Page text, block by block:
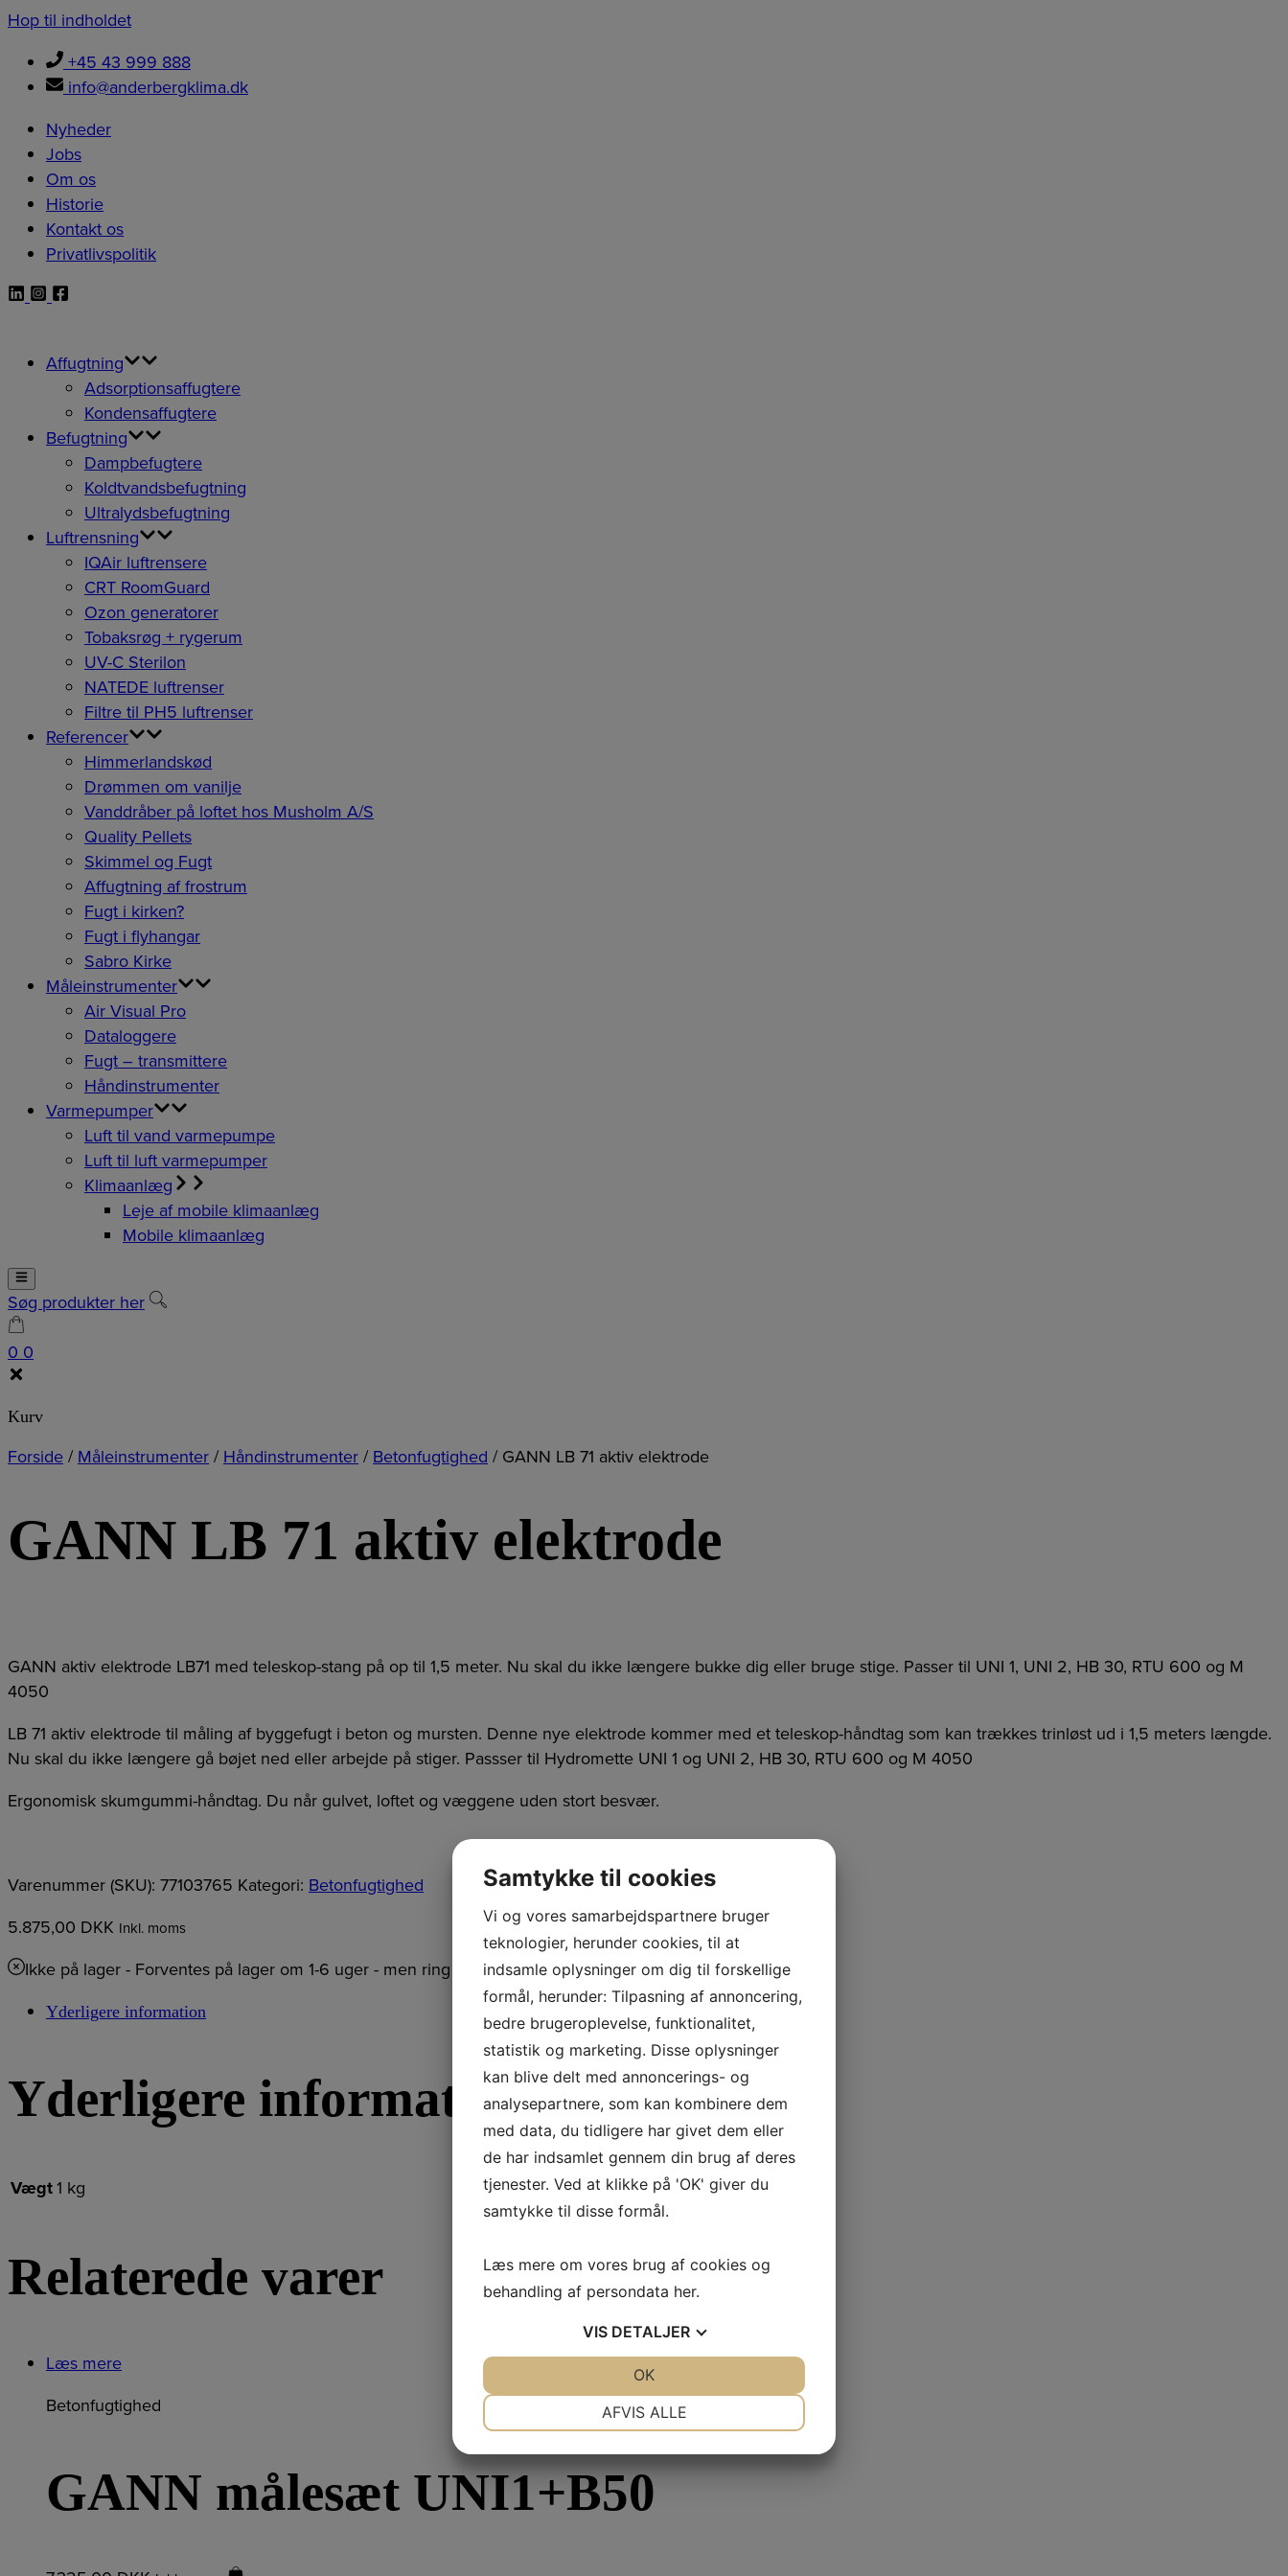
Hop til indholdet
+45 43 999 888
info@anderbergklima.dk
Nyheder
Jobs
Om os
Historie
Kontakt os
Privatlivspolitik
Affugtning
Adsorptionsaffugtere
Kondensaffugtere
Befugtning
Dampbefugtere
Koldtvandsbefugtning
Ultralydsbefugtning
Luftrensning
IQAir luftrensere
CRT RoomGuard
Ozon generatorer
Tobaksrøg + rygerum
UV-C Sterilon
NATEDE luftrenser
Filtre til PH5 luftrenser
Referencer
Himmerlandskød
Drømmen om vanilje
Vanddråber på loftet hos Musholm A/S
Quality Pellets
Skimmel og Fugt
Affugtning af frostrum
Fugt i kirken?
Fugt i flyhangar
Sabro Kirke
Måleinstrumenter
Air Visual Pro
Dataloggere
Fugt – transmittere
Håndinstrumenter
Varmepumper
Luft til vand varmepumpe
Luft til luft varmepumper
Klimaanlæg
Leje af mobile klimaanlæg
Mobile klimaanlæg
Søg produkter her
0 0
Kurv
Forside/ Måleinstrumenter/ Håndinstrumenter/ Betonfugtighed / GANN LB 71 aktiv elektrode
GANN LB 71 aktiv elektrode
GANN aktiv elektrode LB71 med teleskop-stang på op til 1,5 meter. Nu skal du ikke længere bukke dig eller bruge stige. Passer til UNI 1, UNI 2, HB 30, RTU 600 og M
4050
LB 71 aktiv elektrode til måling af byggefugt i beton og mursten. Denne nye elektrode kommer med et teleskop-håndtag som kan trækkes trinløst ud i 1,5 meters længde.
Nu skal du ikke længere gå bøjet ned eller arbejde på stiger. Passser til Hydromette UNI 1 og UNI 2, HB 30, RTU 600 og M 4050
Ergonomisk skumgummi-håndtag. Du når gulvet, loftet og væggene uden stort besvær.
Varenummer (SKU): 77103765 Kategori: Betonfugtighed
5.875,00 DKK Inkl. moms
Ikke på lager- Forventes på lager om 1-6 uger - men ring eller skriv for nærmere information
Yderligere information
Yderligere information
Vægt1 kg
Relaterede varer
Læs mere
Betonfugtighed
GANN målesæt UNI1+B50
Samtykke til cookies
Vi og vores samarbejdspartnere bruger
teknologier, herunder cookies, til at
indsamle oplysninger om dig til forskellige
formål, herunder: Tilpasning af annoncering,
bedre brugeroplevelse, funktionalitet,
statistik og marketing. Disse oplysninger
kan blive delt med annoncerings- og
analysepartnere, som kan kombinere dem
med data, du tidligere har givet dem eller
de har indsamlet gennem din brug af deres
tjenester. Ved at klikke på 'OK' giver du
samtykke til disse formål.
Læs mere om vores brug af cookies og
behandling af persondata her.
VIS DETALJER
AFVIS ALLE
OK